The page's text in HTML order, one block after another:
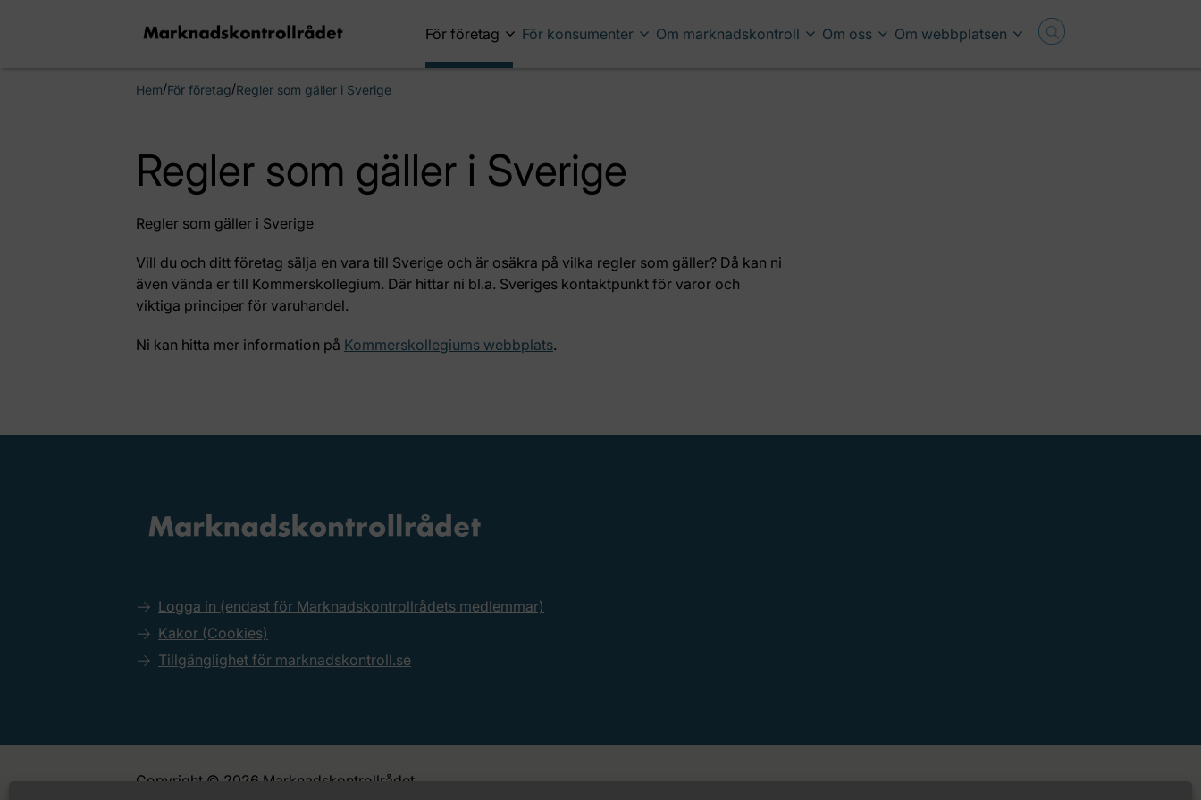
För företag För konsumenter Om marknadskontroll Om oss Om webbplatsen
Hem/För företag/Regler som gäller i Sverige
Regler som gäller i Sverige
Regler som gäller i Sverige
Vill du och ditt företag sälja en vara till Sverige och är osäkra på vilka regler som gäller? Då kan ni
även vända er till Kommerskollegium. Där hittar ni bl.a. Sveriges kontaktpunkt för varor och
viktiga principer för varuhandel.
Ni kan hitta mer information på Kommerskollegiums webbplats.
Logga in (endast för Marknadskontrollrådets medlemmar)
Kakor (Cookies)
Tillgänglighet för marknadskontroll.se
Copyright © 2026 Marknadskontrollrådet